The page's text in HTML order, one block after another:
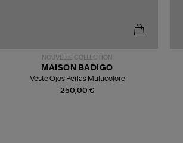
NOUVELLE COLLECTION
250,00 €
MAISON BADIGO
Veste Ojos Perlas Multicolore